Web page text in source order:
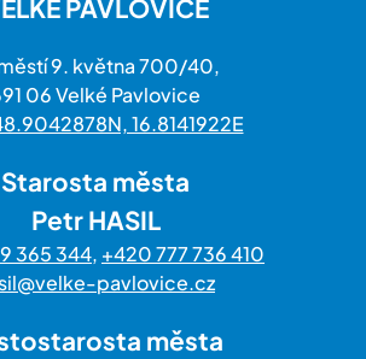
PAVLOVICE
9. května 700/40,
06 Velké Pavlovice
16.8141922E
Starosta města
Petr HASIL
365 344, +420 777 736 410
pavlovice.cz
města